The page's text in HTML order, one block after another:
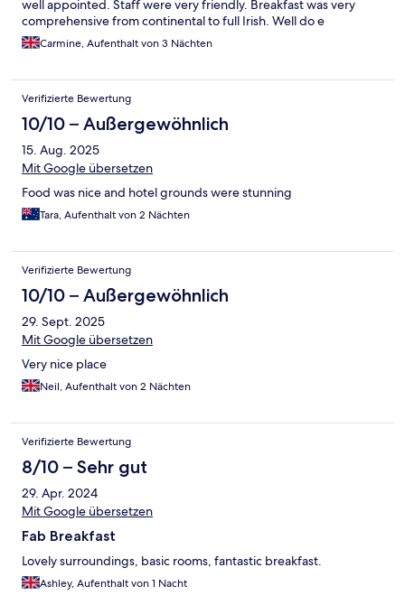
well appointed. Staff were very friendly. Breakfast was very
comprehensive from continental to full Irish. Well do e
Carmine, Aufenthalt von 3 Nächten
Verifizierte Bewertung
10/10 – Außergewöhnlich
15. Aug. 2025
Mit Google übersetzen
Food was nice and hotel grounds were stunning
Tara, Aufenthalt von 2 Nächten
Verifizierte Bewertung
10/10 – Außergewöhnlich
29. Sept. 2025
Mit Google übersetzen
Very nice place
Neil, Aufenthalt von 2 Nächten
Verifizierte Bewertung
8/10 – Sehr gut
29. Apr. 2024
Mit Google übersetzen
Fab Breakfast
Lovely surroundings, basic rooms, fantastic breakfast.
Ashley, Aufenthalt von 1 Nacht